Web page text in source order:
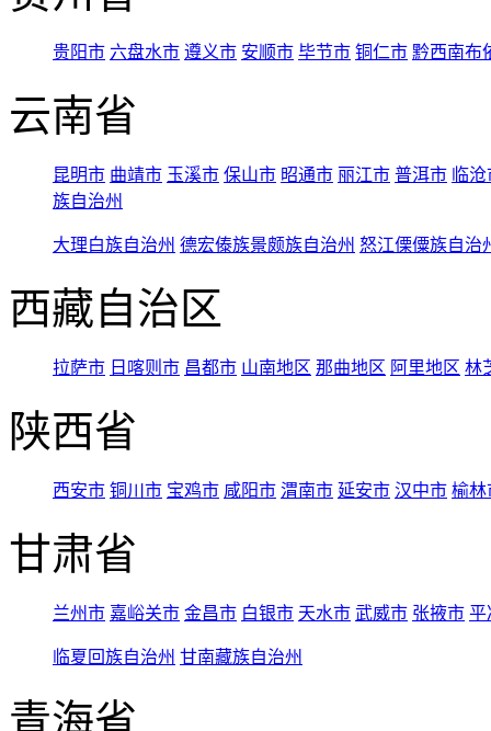
贵阳市 六盘水市 遵义市 安顺市 毕节市 铜仁市 黔西南布
云南省
昆明市 曲靖市 玉溪市 保山市 昭通市 丽江市 普洱市 临
族自治州
大理白族自治州 德宏傣族景颇族自治州 怒江傈僳族自治
西藏自治区
拉萨市 日喀则市 昌都市 山南地区 那曲地区 阿里地区 林
陕西省
西安市 铜川市 宝鸡市 咸阳市 渭南市 延安市 汉中市 榆林
甘肃省
兰州市 嘉峪关市 金昌市 白银市 天水市 武威市 张掖市 平
临夏回族自治州 甘南藏族自治州
青海省